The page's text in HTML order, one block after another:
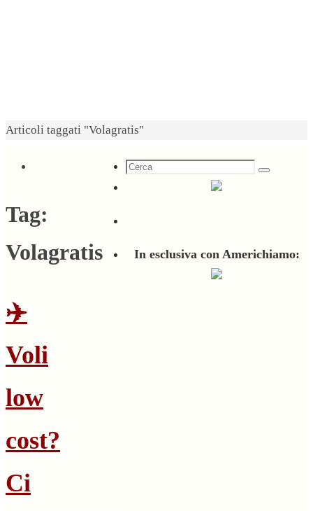
Home
Articoli taggati "Volagratis"
Tag:
Volagratis
✈️
Voli
low
cost?
Ci
Cerca
Cerca
In esclusiva con Americhiamo: